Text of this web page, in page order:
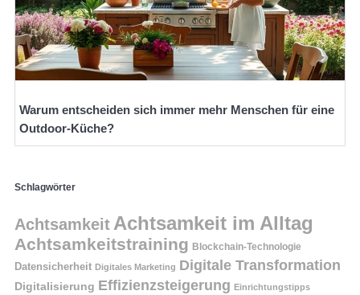
Warum entscheiden sich immer mehr Menschen für eine
Outdoor-Küche?
Schlagwörter
Achtsamkeit Achtsamkeit im Alltag
Achtsamkeitstraining Blockchain-Technologie
Datensicherheit Digitales Marketing Digitale Transformation
Digitalisierung Effizienzsteigerung Einrichtungstipps